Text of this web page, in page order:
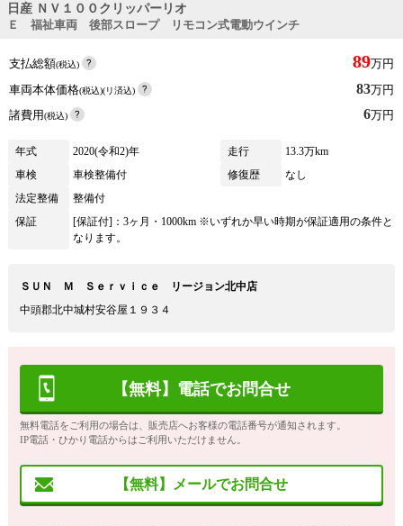
日産 ＮＶ１００クリッパーリオ
Ｅ 福祉車両 後部スロープ リモコン式電動ウインチ
支払総額(税込) 89万円
車両本体価格(税込)(リ済込) 83万円
諸費用(税込) 6万円
年式 2020(令和2)年 走行
13.3万km
車検
車検整備付 修復歴
なし
法定整備
整備付
保証
[保証付]：3ヶ月・1000km ※いずれか早い時期が保証適用の条件と
なります。
ＳＵＮ Ｍ Ｓｅｒｖｉｃｅ リージョン北中店
中頭郡北中城村安谷屋１９３４
【無料】電話でお問合せ
無料電話をご利用の場合は、販売店へお客様の電話番号が通知されます。
IP電話・ひかり電話からはご利用いただけません。
【無料】メールでお問合せ